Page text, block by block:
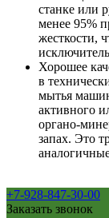
станке или
менее 95%
жесткости,
Хорошее
в
мытья
активного
органо-
запах. Это
+7-928-847-30-00
Заказать звонок